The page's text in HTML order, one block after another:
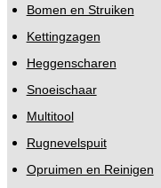
Bomen en Struiken
Kettingzagen
Heggenscharen
Snoeischaar
Multitool
Rugnevelspuit
Opruimen en Reinigen